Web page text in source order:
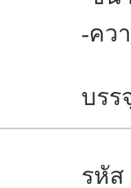
-คว
บรร
รหัส